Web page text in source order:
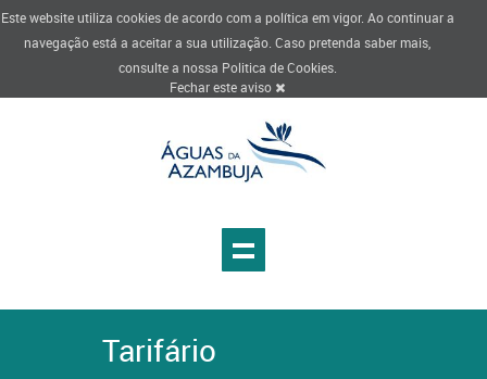
Este website utiliza cookies de acordo com a política em vigor. Ao continuar a
navegação está a aceitar a sua utilização. Caso pretenda saber mais,
consulte a nossa Politica de Cookies.
Fechar este aviso
Tarifário